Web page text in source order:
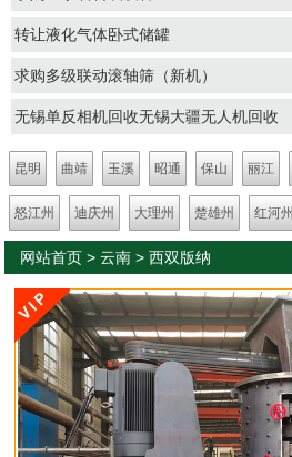
转让液化气体卧式储罐
求购多级联动滚轴筛（新机）
无锡单反相机回收无锡大疆无人机回收
昆明 曲靖 玉溪 昭通 保山 丽江
怒江州 迪庆州 大理州 楚雄州 红河州
网站首页 >云南 >西双版纳